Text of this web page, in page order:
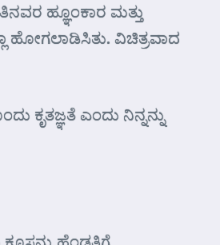
ಹ್ಞೂಂಕಾರ ಮತ್ತು
ಹೋಗಲಾಡಿಸಿತು. ವಿಚಿತ್ರವಾದ
ಎಂದು ನಿನ್ನನ್ನು